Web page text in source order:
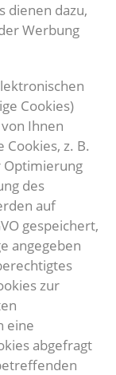
dienen dazu,
Werbung
Cookies)
Ihnen
z. B.
des
auf
gespeichert,
angegeben
zur
eine
abgefragt